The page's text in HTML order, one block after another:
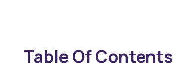
Table Of Contents